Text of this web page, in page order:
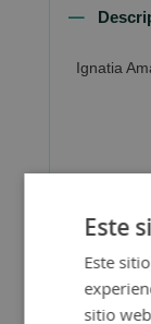
Ignatia
Este
Este
sitio